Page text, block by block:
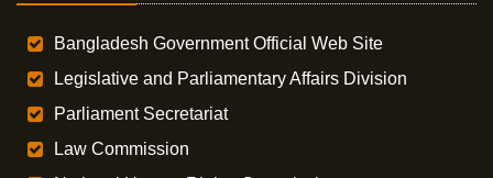
Bangladesh Government Official Web Site
Legislative and Parliamentary Affairs Division
Parliament Secretariat
Law Commission